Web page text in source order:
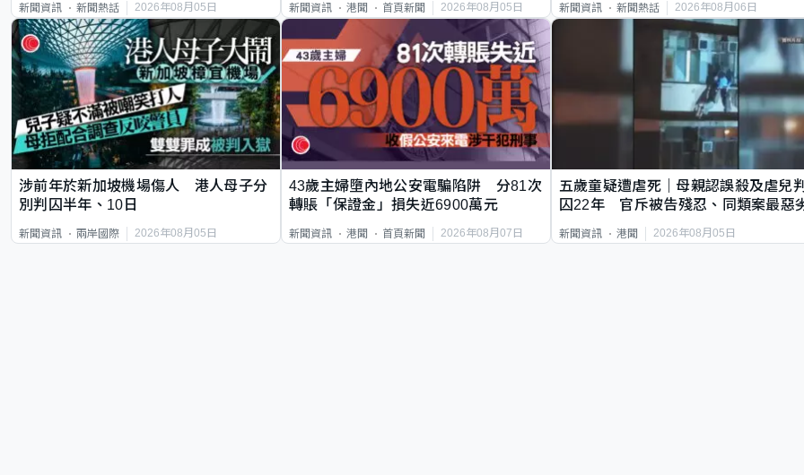
新聞資訊 新聞熱話 2026年08月05日 新聞資訊 港聞 首頁新聞 2026年08月05日 新聞資訊 新聞熱話 2026年08月06日
涉前年於新加坡機場傷人 港人母子分
別判囚半年、10日
新聞資訊 兩岸國際 2026年08月05日
43歲主婦墮內地公安電騙陷阱 分81次
轉賬「保證金」損失近6900萬元
新聞資訊 港聞 首頁新聞 2026年08月07日
五歲童疑遭虐死｜母親認誤殺及虐兒
囚22年 官斥被告殘忍、同類案最惡
新聞資訊 港聞 2026年08月05日